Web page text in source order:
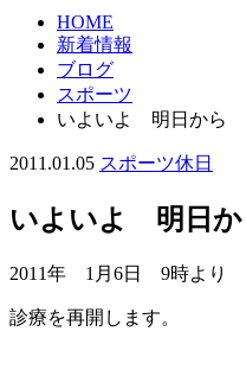
HOME
新着情報
ブログ
スポーツ
いよいよ 明日から
2011.01.05 スポーツ休日
いよいよ 明日
2011年 1月6日 9時より
診療を再開します。